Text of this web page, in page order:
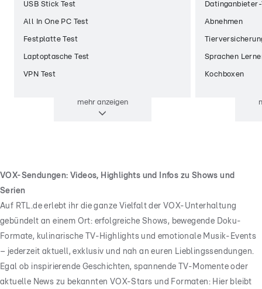
USB Stick Test
All In One PC Test
Festplatte Test
Laptoptasche Test
VPN Test
mehranzeigen
Abnehmen
Sprachen
Kochboxen
VOX-Sendungen: Videos, Highlights und Infos zu Shows und
Serien
Auf RTL.de erlebt ihr die ganze Vielfalt der VOX-Unterhaltung
gebündelt an einem Ort: erfolgreiche Shows, bewegende Doku-
Formate, kulinarische TV-Highlights und emotionale Musik-Events
– jederzeit aktuell, exklusiv und nah an euren Lieblingssendungen.
Egal ob inspirierende Geschichten, spannende TV-Momente oder
aktuelle News zu bekannten VOX-Stars und Formaten: Hier bleibt